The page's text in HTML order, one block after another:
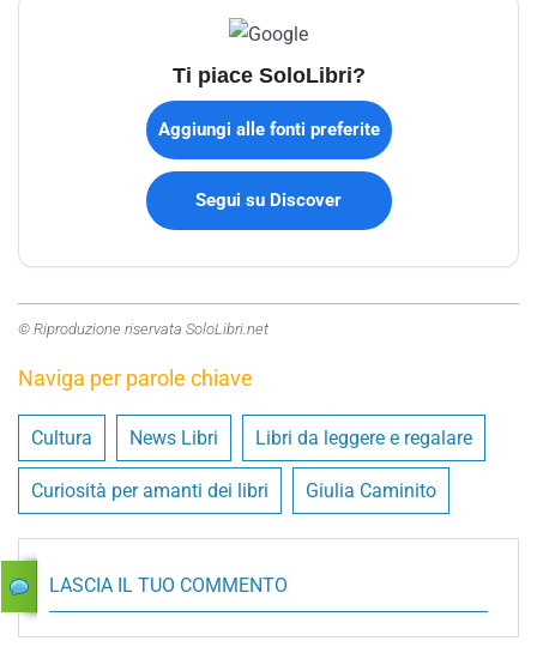
Ti piace SoloLibri?
Aggiungi alle fonti preferite
Segui su Discover
© Riproduzione riservata SoloLibri.net
Naviga per parole chiave
Cultura News Libri Libri da leggere e regalare
Curiosità per amanti dei libri Giulia Caminito
LASCIA IL TUO COMMENTO